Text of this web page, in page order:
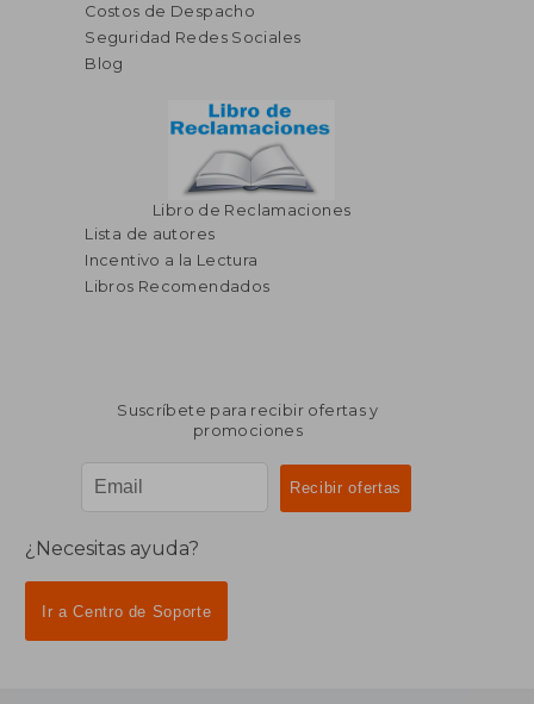
Costos de Despacho
Seguridad Redes Sociales
Blog
Libro de Reclamaciones
Lista de autores
Incentivo a la Lectura
Libros Recomendados
Suscríbete para recibir ofertas y
promociones
¿Necesitas ayuda?
Ir a Centro de Soporte